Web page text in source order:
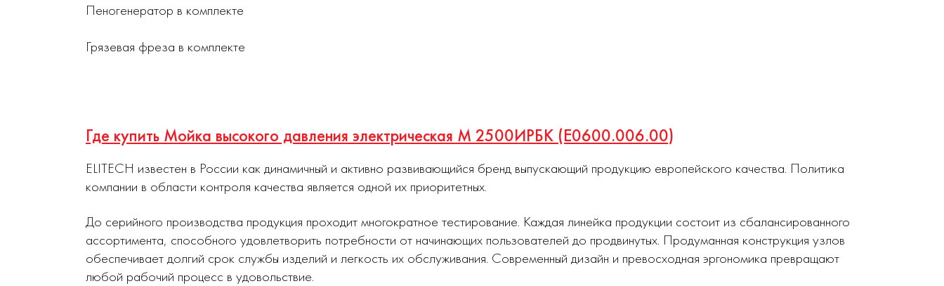
Пеногенератор в комплекте
Грязевая фреза в комплекте
Где купить Мойка высокого давления электрическая М 2500ИРБК (E0600.006.00)
ELITECH известен в России как динамичный и активно развивающийся бренд выпускающий продукцию европейского качества. Политика
компании в области контроля качества является одной их приоритетных.
До серийного производства продукция проходит многократное тестирование. Каждая линейка продукции состоит из сбалансированного
ассортимента, способного удовлетворить потребности от начинающих пользователей до продвинутых. Продуманная конструкция узлов
обеспечивает долгий срок службы изделий и легкость их обслуживания. Современный дизайн и превосходная эргономика превращают
любой рабочий процесс в удовольствие.